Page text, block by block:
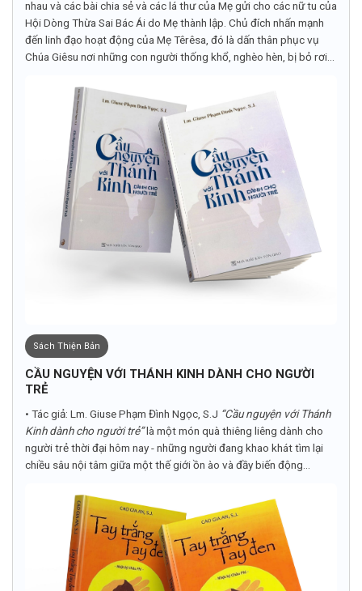
nhau và các bài chia sẻ và các lá thư của Mẹ gửi cho các nữ tu của
Hội Dòng Thừa Sai Bác Ái do Mẹ thành lập. Chủ đích nhấn mạnh
đến linh đạo hoạt động của Mẹ Têrêsa, đó là dấn thân phục vụ
Chúa Giêsu nơi những con người thống khổ, nghèo hèn, bị bỏ rơi...
Sách Thiện Bản
CẦU NGUYỆN VỚI THÁNH KINH DÀNH CHO NGƯỜI
TRẺ
• Tác giả: Lm. Giuse Phạm Đình Ngọc, S.J “Cầu nguyện với Thánh
Kinh dành cho người trẻ”là một món quà thiêng liêng dành cho
người trẻ thời đại hôm nay - những người đang khao khát tìm lại
chiều sâu nội tâm giữa một thế giới ồn ào và đầy biến động...